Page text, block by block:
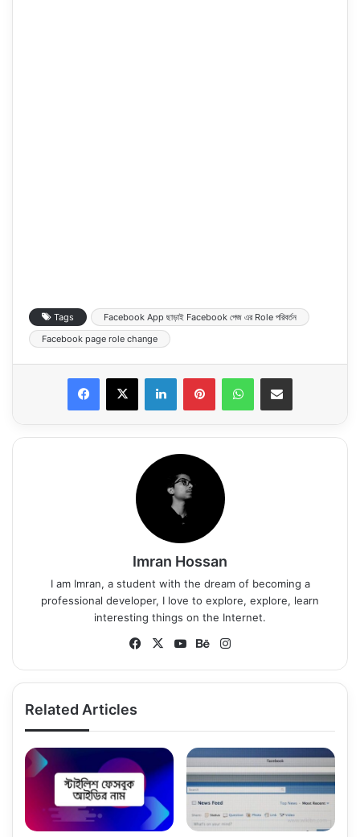
Tags
Facebook App ছাড়াই Facebook পেজ এর Role পরিবর্তন
Facebook page role change
Imran Hossan
I am Imran, a student with the dream of becoming a
professional developer, I love to explore, explore, learn
interesting things on the Internet.
Fa
bo
X
Yo
ub
Be
nc
ra
Related Articles